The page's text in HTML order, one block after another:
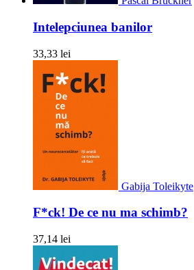
Intelepciunea banilor
33,33 lei
Gabija Toleikyte
F*ck! De ce nu ma schimb?
37,14 lei